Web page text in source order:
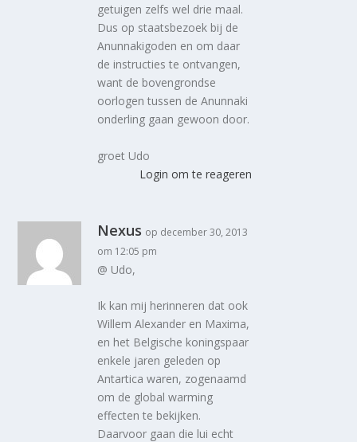
getuigen zelfs wel drie maal.
Dus op staatsbezoek bij de
Anunnakigoden en om daar
de instructies te ontvangen,
want de bovengrondse
oorlogen tussen de Anunnaki
onderling gaan gewoon door.
groet Udo
Login om te reageren
Nexus op december 30, 2013
om 12:05 pm
@ Udo,
Ik kan mij herinneren dat ook
Willem Alexander en Maxima,
en het Belgische koningspaar
enkele jaren geleden op
Antartica waren, zogenaamd
om de global warming
effecten te bekijken.
Daarvoor gaan die lui echt